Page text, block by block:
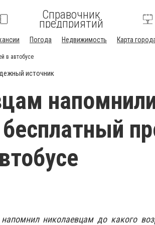
Справочник
предприятий
Погода Недвижимость Карта
в автобусе
источник
николаевцам до какого